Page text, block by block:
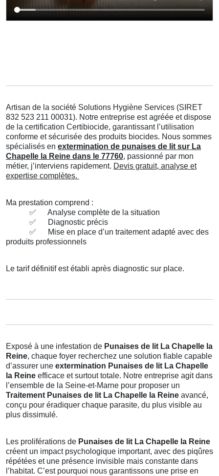
Artisan de la société Solutions Hygiène Services (SIRET
832 523 211 00031). Notre entreprise est agréée et dispose
de la certification Certibiocide, garantissant l’utilisation
conforme et sécurisée des produits biocides. Nous sommes
spécialisés en extermination de punaises de lit sur La
Chapelle la Reine dans le 77760, passionné par mon
métier, j’interviens rapidement. Devis gratuit, analyse et
expertise complètes.
Ma prestation comprend :
✅
Analyse complète de la situation
✅
Diagnostic précis
✅
Mise en place d’un traitement adapté avec des
produits professionnels
Le tarif définitif est établi après diagnostic sur place.
Exposé à une infestation de Punaises de lit La Chapelle la
Reine, chaque foyer recherchez une solution fiable capable
d’assurer une extermination Punaises de lit La Chapelle
la Reine efficace et surtout totale. Notre entreprise agit dans
l’ensemble de la Seine-et-Marne pour proposer un
Traitement Punaises de lit La Chapelle la Reine avancé,
conçu pour éradiquer chaque parasite, du plus visible au
plus dissimulé.
Les proliférations de Punaises de lit La Chapelle la Reine
créent un impact psychologique important, avec des piqûres
répétées et une présence invisible mais constante dans
l’habitat. C’est pourquoi nous garantissons une prise en